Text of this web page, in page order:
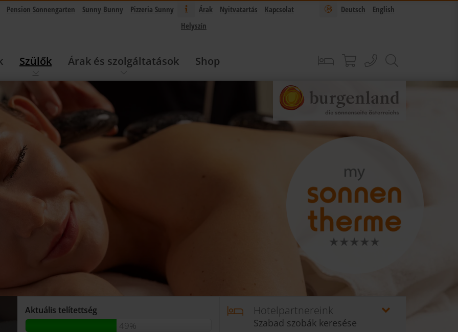
Pension Sonnengarten Sunny Bunny Pizzeria Sunny Deutsch English
Árak Nyitvatartás
Kapcsolat
Helyszín
Szülők Árak és szolgáltatások Shop foglalásSonnentherme shop
hívás
Aktuális telítettség
49%
Hotelpartnereink
Szabad szobák keresése